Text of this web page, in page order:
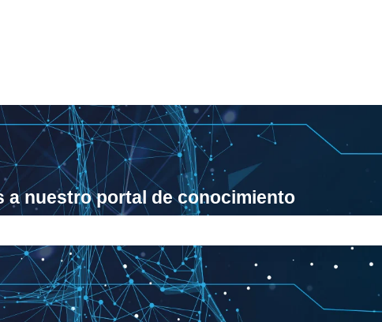
a nuestro portal de conocimiento
el campo de búsqueda está vacío.